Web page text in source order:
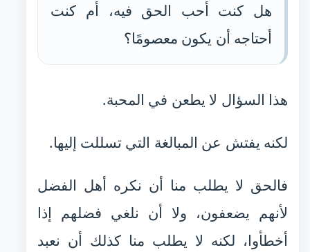
هل كنت أحب الحق فيه، أم كنت
أحتاجه أن يكون معصومًا؟
هذا السؤال لا يطعن في المحبة.
لكنه يفتش عن المبالغة التي تسللت إليها.
فالحق لا يطلب منا أن نكره أهل الفضل
لأنهم يضعفون، ولا أن نلغي فضلهم إذا
أخطأوا، لكنه لا يطلب منا كذلك أن نعبد